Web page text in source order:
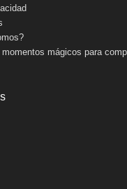
mágicos para